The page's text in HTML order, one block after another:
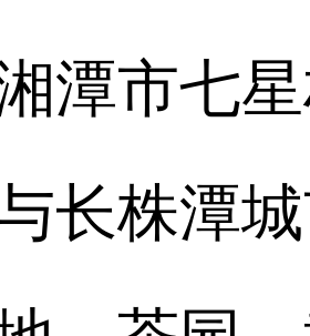
潭市七
长株潭